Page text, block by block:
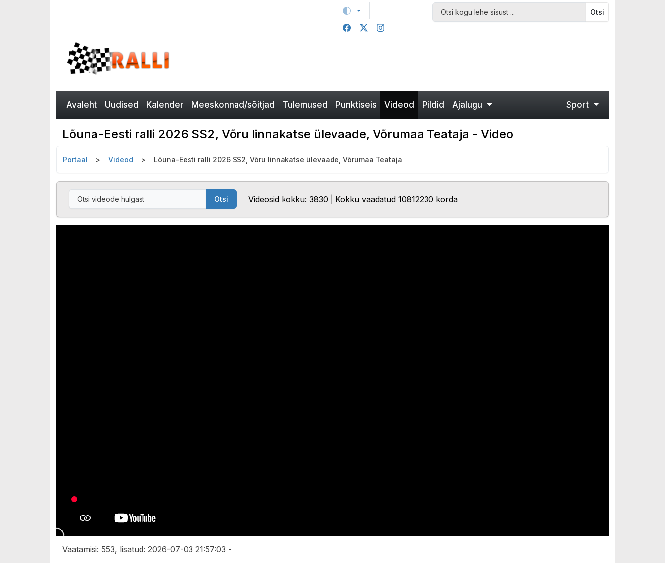
Otsi
Avaleht Uudised Kalender Meeskonnad/sõitjad Tulemused Punktiseis Videod Pildid Ajalugu Sport
Lõuna-Eesti ralli 2026 SS2, Võru linnakatse ülevaade, Võrumaa Teataja - Video
Portaal Videod Lõuna-Eesti ralli 2026 SS2, Võru linnakatse ülevaade, Võrumaa Teataja
Otsi Videosid kokku: 3830 | Kokku vaadatud 10812230 korda
Vaatamisi: 553, lisatud: 2026-07-03 21:57:03 -